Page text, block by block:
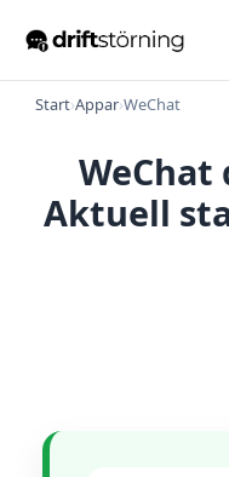
Start›Appar›WeChat
Aktuell